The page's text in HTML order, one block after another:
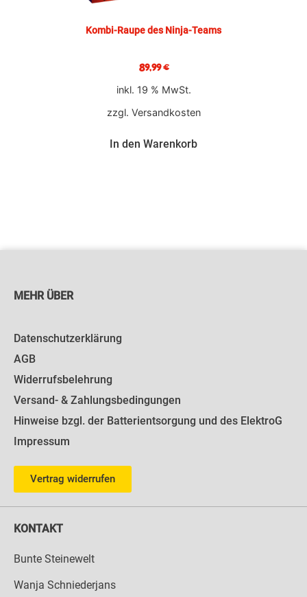
Kombi-Raupe des Ninja-Teams
89,99€
inkl. 19 % MwSt.
zzgl. Versandkosten
In den Warenkorb
MEHR ÜBER
Datenschutzerklärung
AGB
Widerrufsbelehrung
Versand- & Zahlungsbedingungen
Hinweise bzgl. der Batterientsorgung und des ElektroG
Impressum
Vertrag widerrufen
KONTAKT
Bunte Steinewelt
Wanja Schniederjans